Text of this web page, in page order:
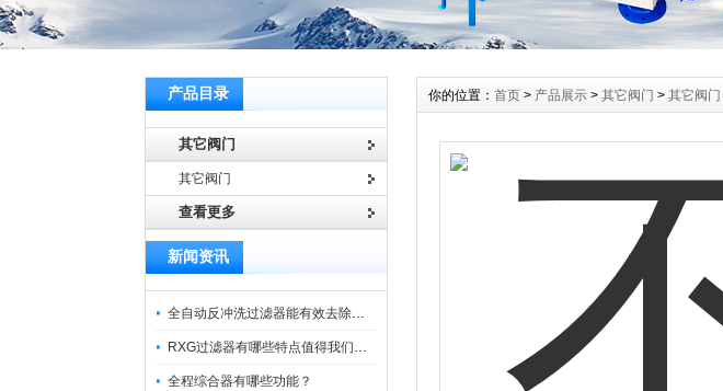
产品目录
其它阀门
其它阀门
查看更多
新闻资讯
全自动反冲洗过滤器能有效去除过滤介质上的杂质
RXG过滤器有哪些特点值得我们选择？
全程综合器有哪些功能？
你的位置： 首页 > 产品展示 > 其它阀门 > 其它阀门